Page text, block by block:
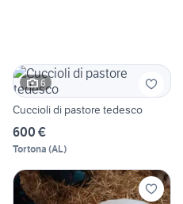
6
Cuccioli di pastore tedesco
600 €
Tortona (AL)